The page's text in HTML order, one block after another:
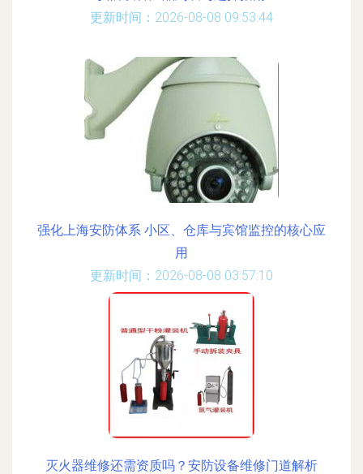
更新时间：2026-08-08 09:53:44
强化上海安防体系 小区、仓库与宾馆监控的核心应
用
更新时间：2026-08-08 03:57:10
灭火器维修还需资质吗？安防设备维修门道解析